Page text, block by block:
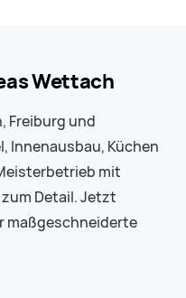
Wettach
Freiburg und
Innenausbau, Küchen
mit
Detail. Jetzt
maßgeschneiderte